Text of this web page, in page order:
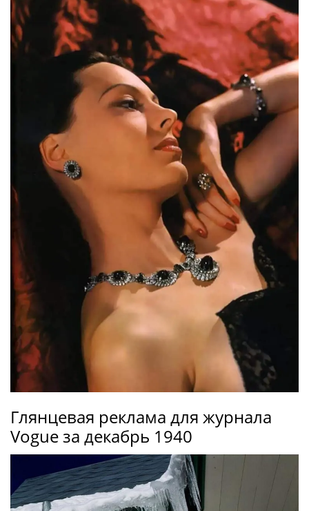
Глянцевая реклама для журнала
Vogue за декабрь 1940